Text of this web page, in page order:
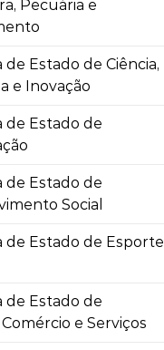
Pecuária e
de Estado de Ciência,
e Inovação
de Estado de
de Estado de
Social
de Estado de Esporte
de Estado de
e Serviços